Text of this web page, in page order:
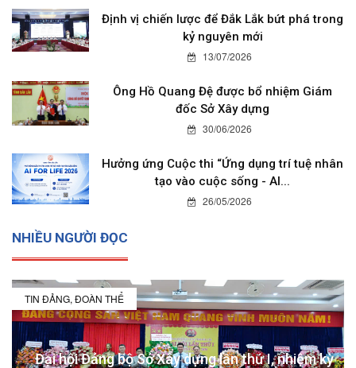
Định vị chiến lược để Đắk Lắk bứt phá trong
kỷ nguyên mới
13/07/2026
Ông Hồ Quang Đệ được bổ nhiệm Giám
đốc Sở Xây dựng
30/06/2026
Hưởng ứng Cuộc thi “Ứng dụng trí tuệ nhân
tạo vào cuộc sống - AI...
26/05/2026
NHIỀU NGƯỜI ĐỌC
TIN ĐẢNG, ĐOÀN THỂ
Đại hội Đảng bộ Sở Xây dựng lần thứ I, nhiệm kỳ